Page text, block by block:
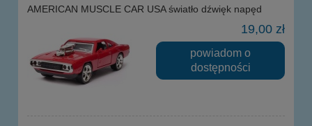
AMERICAN MUSCLE CAR USA światło dźwięk napęd
19,00 zł
powiadom o
dostępności